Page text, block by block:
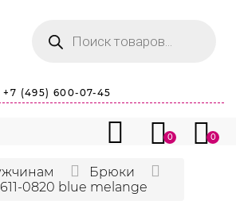
товаров
+7 (495) 600-07-45
0 0
Брюки
0820 blue melange